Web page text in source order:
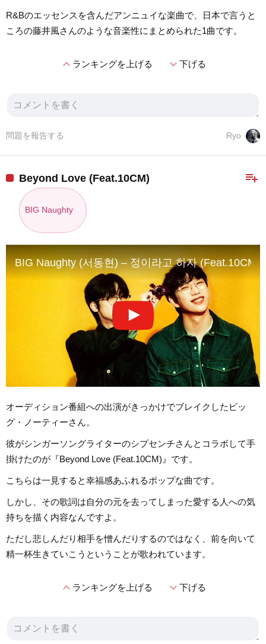
R&Bのエッセンスを含んだアンニュイな楽曲で、日本で言うと
ころの藤井風さんのような音楽性にまとめられた1曲です。
expand_lessランキングを上げる expand_more下げる
Ryo
問題を報告する
playlist_add
Beyond Love (Feat.10CM)
BIG Naughty
BIG Naughty (서동현) – 정이라고 하자 (Feat.10CM)
オーディション番組への出演がきっかけでブレイクしたビッ
グ・ノーティーさん。
彼がシンガーソングライターのシプセンチさんとコラボして手
掛けたのが『Beyond Love (Feat.10CM)』です。
こちらは一見すると幸福感あふれるポップな曲です。
しかし、その歌詞は自分の元を去ってしまった愛する人への気
持ちを描く内容なんですよ。
ただし悲しんだり相手を憎んだりするのではなく、前を向いて
精一杯生きていこうということが歌われています。
expand_lessランキングを上げる expand_more下げる